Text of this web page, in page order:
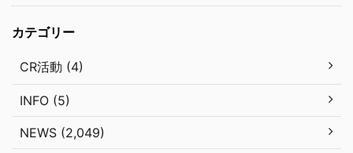
カテゴリー
CR活動 (4)
INFO (5)
NEWS (2,049)